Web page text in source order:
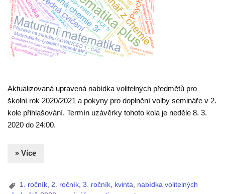
Aktualizovaná upravená nabídka volitelných předmětů pro
školní rok 2020/2021 a pokyny pro doplnění volby semináře v 2.
kole přihlašování. Termín uzávěrky tohoto kola je neděle 8. 3.
2020 do 24:00.
» Více
1. ročník,2. ročník,3. ročník, kvinta, nabídka volitelných